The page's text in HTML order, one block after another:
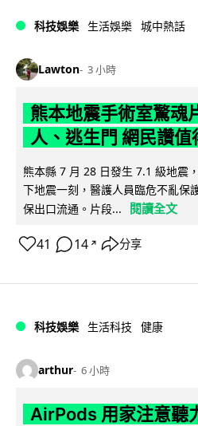
科技娛樂 生活娛樂 城中熱話
Lawton 3 小時
熊本地震手術室驚魂
人、逃生門 網民讚值
熊本縣 7 月 28 日發生 7.1 級地震
下地震一刻，醫護人員臨危不亂保
保出口流通。片段...
閱讀全文
41 14 ↗ 分享
科技娛樂 生活科技 健康
arthur 6 小時
AirPods 用家注意聽